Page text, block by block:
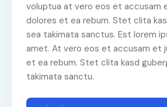
voluptua at vero eos et accusam
dolores et ea rebum. Stet clita
sea takimata sanctus. Est lorem
amet. At vero eos et accusam et
et ea rebum. Stet clita kasd
takimata sanctu.